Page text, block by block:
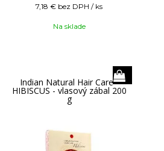
7,18 € bez DPH / ks
Na sklade
Indian Natural Hair Care -
HIBISCUS - vlasový zábal 200
g